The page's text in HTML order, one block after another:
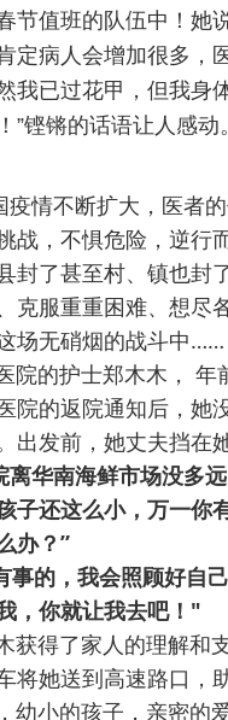
节值班的队伍中！ 她
定病人会增加很多，
我已过花甲，但我身
”铿锵的话语让人感动。
情不断扩大，医者
战，不惧危险，逆行
封了甚至村、镇也封
克服重重困难、想尽
场无硝烟的战斗中……
的护士郑木木， 年
院的返院通知后，她
出发前，她丈夫挡在
离华南海鲜市场没多
子还这么小，万一你
办？”
事的，我会照顾好自
，你就让我去吧！"
得了家人的理解和
将她送到高速路口，
小的孩子，亲密的